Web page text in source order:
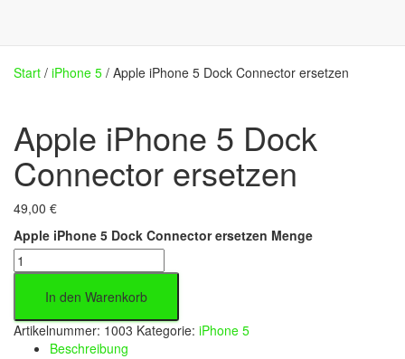
Start / iPhone 5 / Apple iPhone 5 Dock Connector ersetzen
Apple iPhone 5 Dock
Connector ersetzen
49,00 €
Apple iPhone 5 Dock Connector ersetzen Menge
In den Warenkorb
Artikelnummer: 1003 Kategorie: iPhone 5
Beschreibung